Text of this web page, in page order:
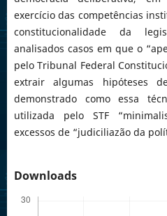
exercício das competências
constitucionalidade da
analisados casos em que o
pelo Tribunal Federal
extrair algumas hipóteses
demonstrado como essa
utilizada pelo STF
excessos de “judiciliazão da
Downloads